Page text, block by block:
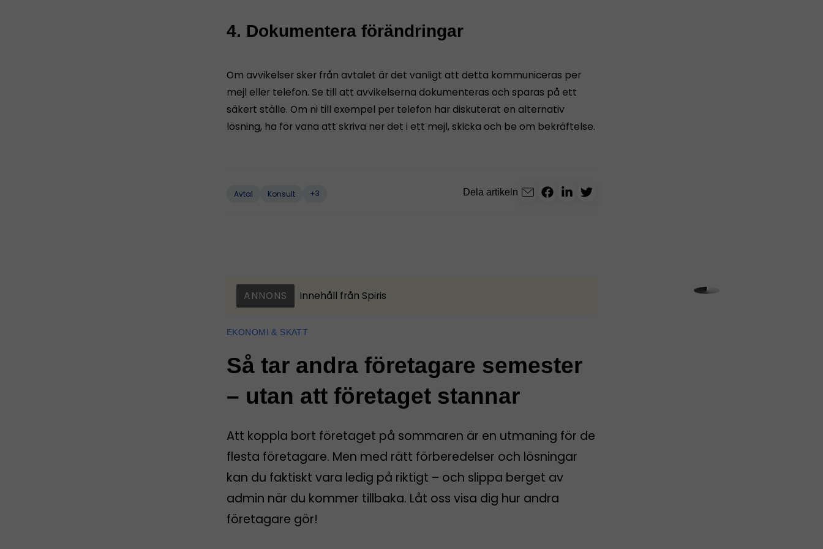
4. Dokumentera förändringar
Om avvikelser sker från avtalet är det vanligt att detta kommuniceras per
mejl eller telefon. Se till att avvikelserna dokumenteras och sparas på ett
säkert ställe. Om ni till exempel per telefon har diskuterat en alternativ
lösning, ha för vana att skriva ner det i ett mejl, skicka och be om bekräftelse.
Avtal Konsult +3 Dela artikeln
ANNONS Innehåll från Spiris
EKONOMI & SKATT
Så tar andra företagare semester
– utan att företaget stannar
Att koppla bort företaget på sommaren är en utmaning för de
flesta företagare. Men med rätt förberedelser och lösningar
kan du faktiskt vara ledig på riktigt – och slippa berget av
admin när du kommer tillbaka. Låt oss visa dig hur andra
företagare gör!